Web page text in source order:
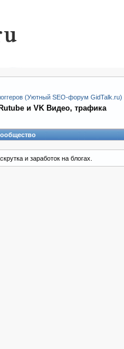
(Уютный SEO-форум GidTalk.ru)
и VK Видео, трафика
и заработок на блогах.